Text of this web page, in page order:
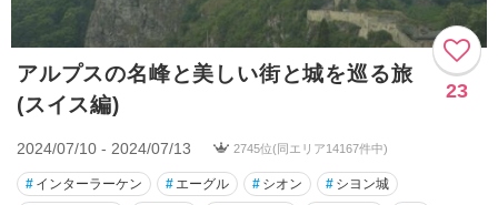
アルプスの名峰と美しい街と城を巡る旅
(スイス編)
23
2024/07/10 - 2024/07/13 2745位(同エリア14167件中)
# インターラーケン # エーグル # シオン # シヨン城